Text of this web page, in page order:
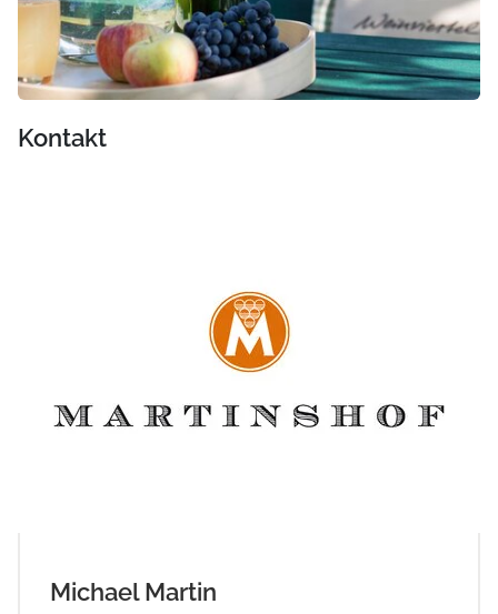
Kontakt
Michael Martin